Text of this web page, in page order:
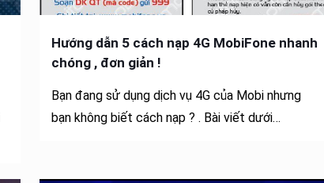
Hướng dẫn 5 cách nạp 4G MobiFone nhanh
chóng , đơn giản !
Bạn đang sử dụng dịch vụ 4G của Mobi nhưng
bạn không biết cách nạp ? . Bài viết dưới…